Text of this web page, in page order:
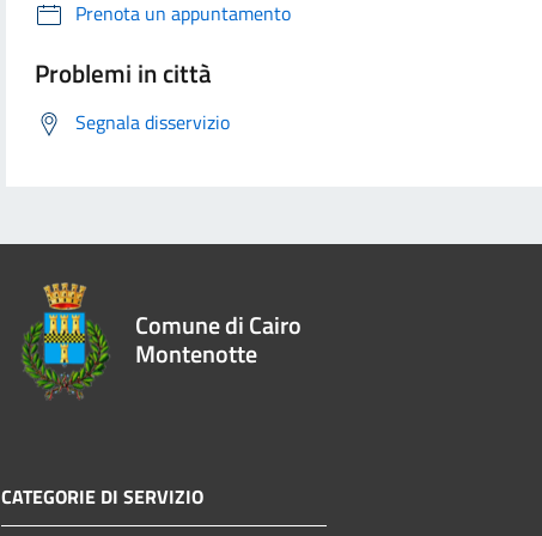
Prenota un appuntamento
Problemi in città
Segnala disservizio
Comune di Cairo
Montenotte
CATEGORIE DI SERVIZIO